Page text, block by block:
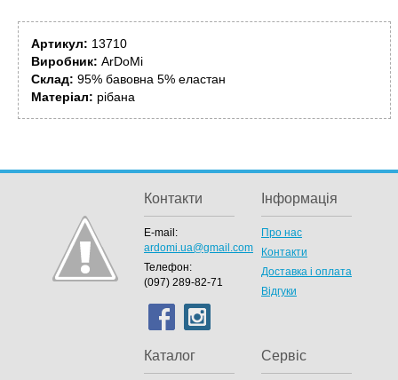
Артикул: 13710
Виробник: ArDoMi
Склад: 95% бавовна 5% еластан
Матеріал: рібана
Контакти
E-mail:
ardomi.ua@gmail.com
Телефон:
(097) 289-82-71
Інформація
Про нас
Контакти
Доставка і оплата
Відгуки
Каталог Сервіс